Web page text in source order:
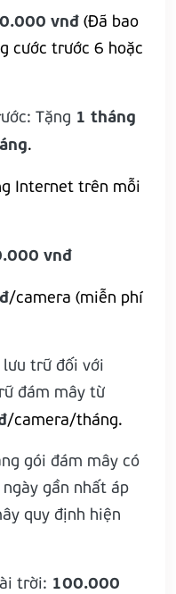
vnđ (Đã bao
cước trước 6 hoặc
Tặng 1 tháng
.
Internet trên mỗi
vnđ
/camera (miễn phí
lưu trữ đối với
đám mây từ
/camera/tháng.
gói đám mây có
gần nhất áp
quy định hiện
trời: 100.000